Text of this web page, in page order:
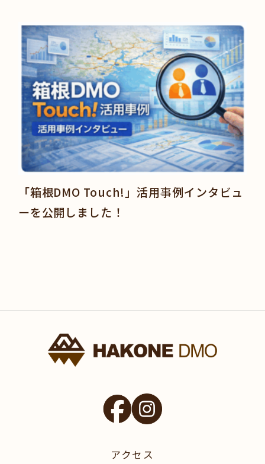
「箱根DMO Touch!」活用事例インタビュ
ーを公開しました！
アクセス